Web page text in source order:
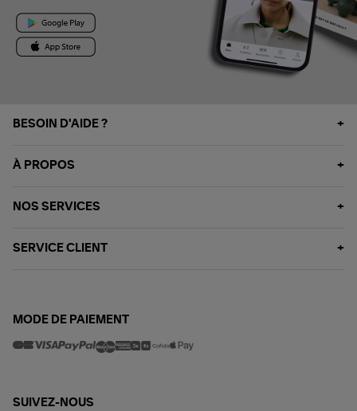
BESOIN D'AIDE ?
À PROPOS
NOS SERVICES
SERVICE CLIENT
MODE DE PAIEMENT
SUIVEZ-NOUS